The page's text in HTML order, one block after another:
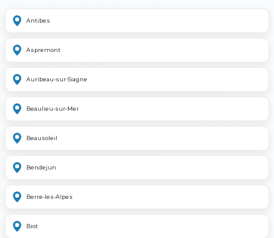
Antibes
Aspremont
Auribeau-sur-Siagne
Beaulieu-sur-Mer
Beausoleil
Bendejun
Berre-les-Alpes
Biot